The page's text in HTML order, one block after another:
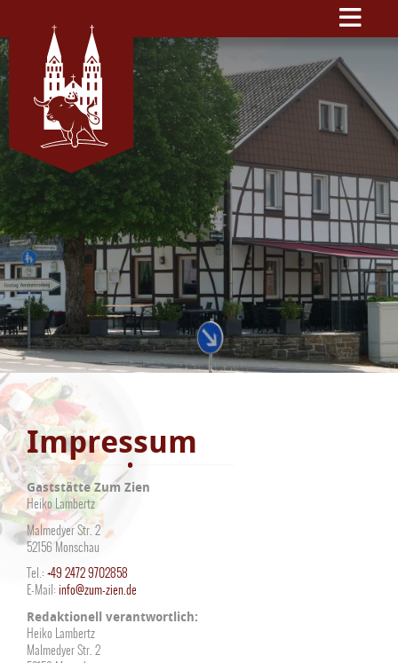
Impressum
Gaststätte Zum Zien
Heiko Lambertz
Malmedyer Str. 2
52156 Monschau
Tel.:+49 2472 9702858
E-Mail: info@zum-zien.de
Redaktionell verantwortlich:
Heiko Lambertz
Malmedyer Str. 2